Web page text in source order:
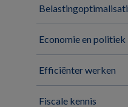
Economie en politiek
Efficiënter werken
Fiscale kennis